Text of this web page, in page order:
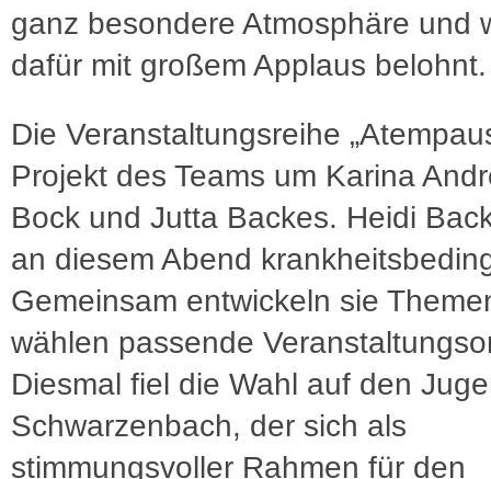
ganz besondere Atmosphäre und
dafür mit großem Applaus belohnt.
Die Veranstaltungsreihe
Projekt des Teams um Karina
Bock und Jutta Backes. Heidi
an diesem Abend
Gemeinsam entwickeln sie
wählen passende
Diesmal fiel die Wahl auf den
Schwarzenbach, der sich als
stimmungsvoller Rahmen für den